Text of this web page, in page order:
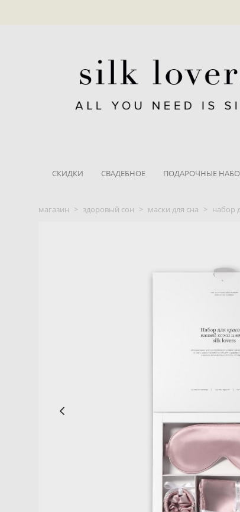
СКИДКИ СВАДЕБНОЕ ПОДАРОЧНЫЕ
магазин > здоровый сон > маски для сна > набор